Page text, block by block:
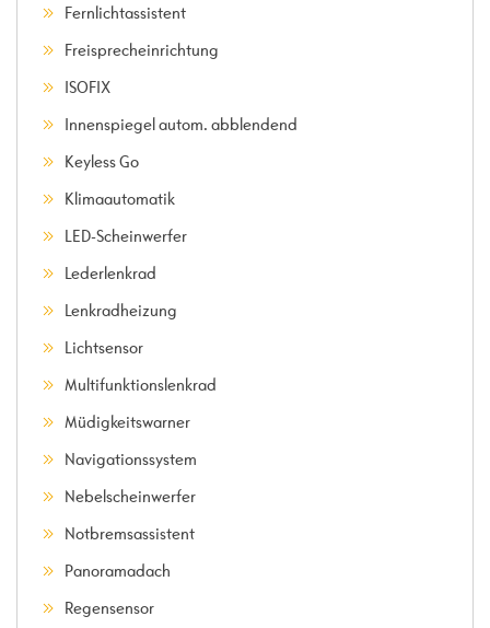
Fernlichtassistent
Freisprecheinrichtung
ISOFIX
Innenspiegel autom. abblendend
Keyless Go
Klimaautomatik
LED-Scheinwerfer
Lederlenkrad
Lenkradheizung
Lichtsensor
Multifunktionslenkrad
Müdigkeitswarner
Navigationssystem
Nebelscheinwerfer
Notbremsassistent
Panoramadach
Regensensor